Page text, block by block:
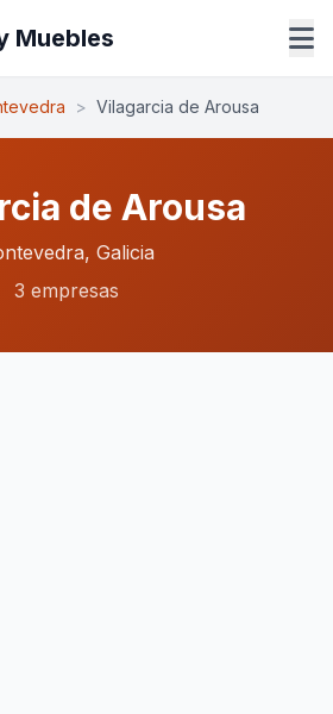
Muebles
> Vilagarcia de Arousa
de Arousa
Galicia
3 empresas